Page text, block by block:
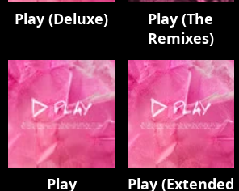
Play (Deluxe)
Play (The
Remixes)
Play
Play (Extended